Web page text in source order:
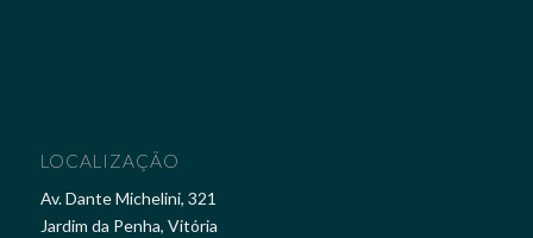
LOCALIZAÇÃO
Av. Dante Michelini, 321
Jardim da Penha, Vitória